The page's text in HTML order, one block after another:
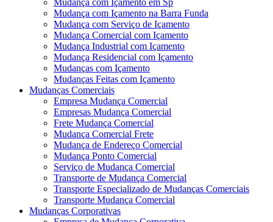
Mudança com Içamento na Barra Funda
Mudança com Serviço de Içamento
Mudança Comercial com Içamento
Mudança Industrial com Içamento
Mudança Residencial com Içamento
Mudanças com Içamento
Mudanças Feitas com Içamento
Mudanças Comerciais
Empresa Mudança Comercial
Empresas Mudança Comercial
Frete Mudança Comercial
Mudança Comercial Frete
Mudança de Endereço Comercial
Mudança Ponto Comercial
Serviço de Mudança Comercial
Transporte de Mudança Comercial
Transporte Especializado de Mudanças Comerciais
Transporte Mudança Comercial
Mudanças Corporativas